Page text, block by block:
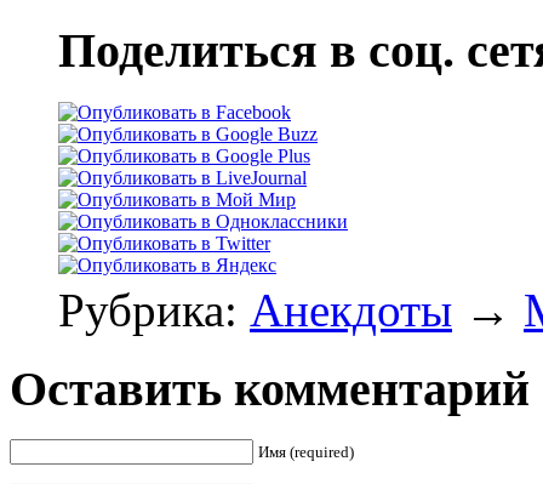
Поделиться в соц.
Рубрика: Анекдоты →
Оставить комментарий
Имя (required)